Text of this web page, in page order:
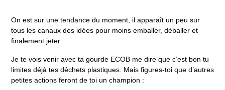
On est sur une tendance du moment, il apparaît un peu sur
tous les canaux des idées pour moins emballer, déballer et
finalement jeter.
Je te vois venir avec ta gourde ECOB me dire que c’est bon tu
limites déjà tes déchets plastiques. Mais figures-toi que d’autres
petites actions feront de toi un champion :